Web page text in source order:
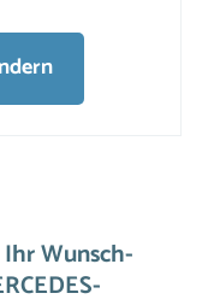
Wunsch-